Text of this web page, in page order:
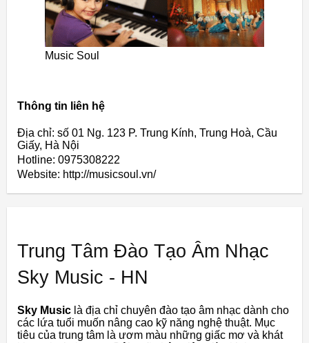
Music Soul
Thông tin liên hệ
Địa chỉ: số 01 Ng. 123 P. Trung Kính, Trung Hoà, Cầu
Giấy, Hà Nội
Hotline: 0975308222
Website: http://musicsoul.vn/
Trung Tâm Đào Tạo Âm Nhạc
Sky Music - HN
Sky Music là địa chỉ chuyên đào tạo âm nhạc dành cho
các lứa tuổi muốn nâng cao kỹ năng nghệ thuật. Mục
tiêu của trung tâm là ươm màu những giấc mơ và khát